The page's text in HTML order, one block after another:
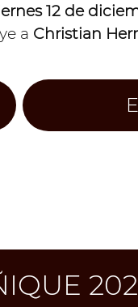
12 de
a Christian